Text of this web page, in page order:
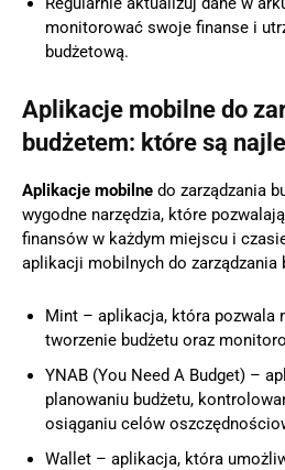
monitorować swoje finanse i
budżetową.
Aplikacje mobilne do
budżetem: które są
Aplikacje mobilne do zarządzania
wygodne narzędzia, które
finansów w każdym miejscu i
aplikacji mobilnych do zarządzania
Mint – aplikacja, która pozwala
tworzenie budżetu oraz
YNAB (You Need A Budget) –
planowaniu budżetu,
osiąganiu celów
Wallet – aplikacja, która